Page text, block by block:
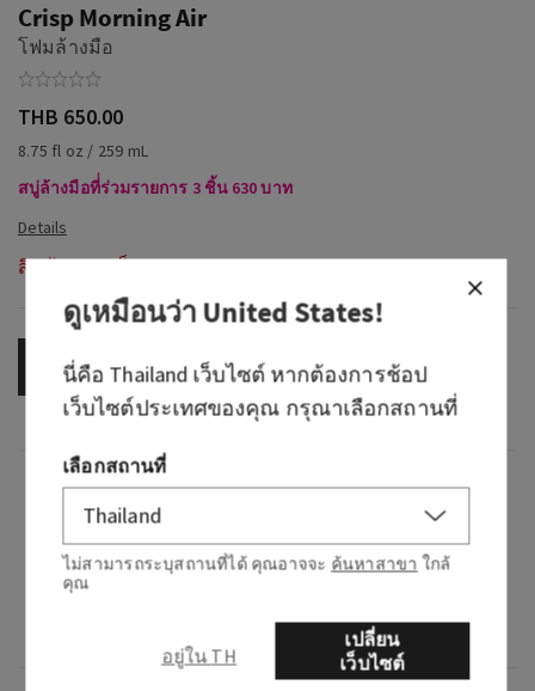
Crisp Morning Air
โฟมล้างมือ
THB 650.00
8.75 fl oz / 259 mL
สบู่ล้างมือที่่ร่วมรายการ 3 ชิ้น 630 บาท
สินค้าหมดสต็อก
OUT OF STOCK
กลิ่น
กลิ่นหอมอย่างไร: ลมหายใจที่เย็นสดชื่น
ดูเหมือนว่าUnited States!
นี่คือ Thailand เว็บไซต์ หากต้องการช้อป
เว็บไซต์ประเทศของคุณ กรุณาเลือกสถานที่
เลือกสถานที่
ไม่สามารถระบุสถานที่ได้ คุณอาจจะ ค้นหาสาขา ใกล้
คุณ
อยู่ใน TH
เปลี่ยน
เว็บไซต์